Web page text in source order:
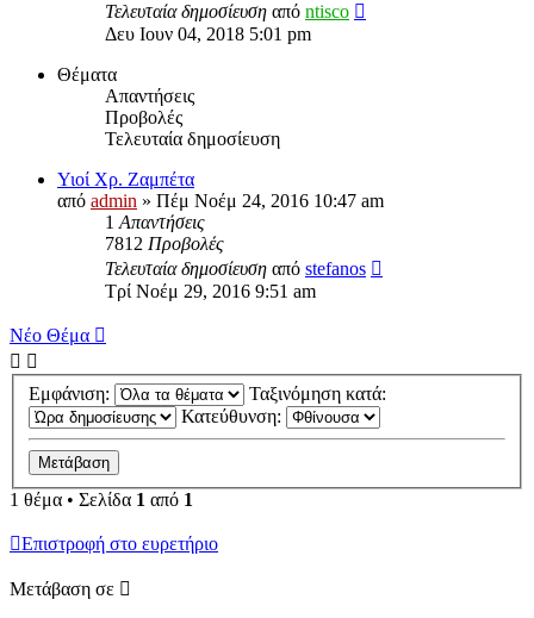
Τελευταία δημοσίευση από ntisco
Δευ Ιουν 04, 2018 5:01 pm
Θέματα
Απαντήσεις
Προβολές
Τελευταία δημοσίευση
Υιοί Χρ. Ζαμπέτα
από admin » Πέμ Νοέμ 24, 2016 10:47 am
1 Απαντήσεις
7812 Προβολές
Τελευταία δημοσίευση από stefanos
Τρί Νοέμ 29, 2016 9:51 am
Νέο Θέμα
Εμφάνιση:
Ταξινόμηση κατά:
Κατεύθυνση:
1 θέμα • Σελίδα 1 από 1
Επιστροφή στο ευρετήριο
Μετάβαση σε